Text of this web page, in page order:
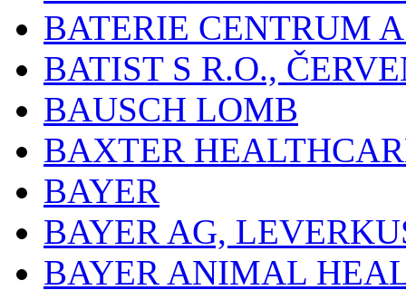
BATERIE CENTRUM
BATIST S R.O.,
BAUSCH LOMB
BAXTER
BAYER
BAYER AG,
BAYER ANIMAL